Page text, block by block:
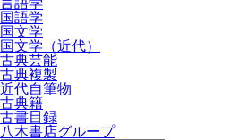
言語学
国語学
国文学
国文学（近代）
古典芸能
古典複製
近代自筆物
古典籍
古書目録
八木書店グループ